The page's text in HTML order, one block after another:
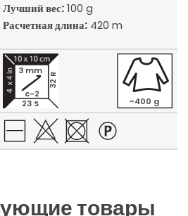
Лучший вес:100 g
Расчетная длина: 420 m
23 S
32 R
3 mm
c-2
~400 g
товары